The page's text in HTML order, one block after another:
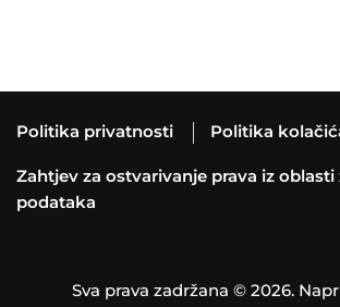
Politika privatnosti Politika
Zahtjev za ostvarivanje prava iz oblasti
podataka
Sva prava zadržana © 2026.